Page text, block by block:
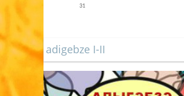
31
adigebze I-II